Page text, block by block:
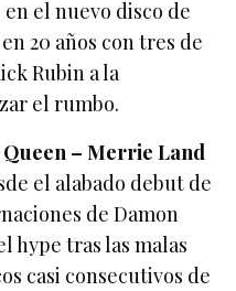
el nuevo disco de
20 años con tres de
Rubin a la
el rumbo.
– Merrie Land
el alabado debut de
de Damon
hype tras las malas
casi consecutivos de